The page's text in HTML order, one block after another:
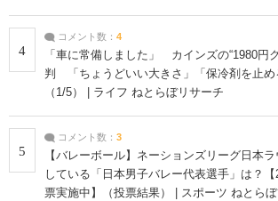
4
コメント数： 4
「車に常備しました」 カインズの“1980円
判 「ちょうどいい大きさ」「保冷剤を止め
（1/5） | ライフ ねとらぼリサーチ
5
コメント数： 3
【バレーボール】ネーションズリーグ日本
している「日本男子バレー代表選手」は？
票実施中】（投票結果） | スポーツ ねとら